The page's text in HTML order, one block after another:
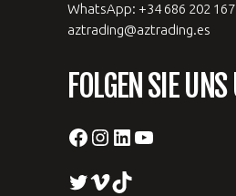
WhatsApp: +34 686 202 167
aztrading@aztrading.es
FOLGEN SIE
Facebook
Instagram
LinkedIn
YouTube
Twitter
VimeoTikTok